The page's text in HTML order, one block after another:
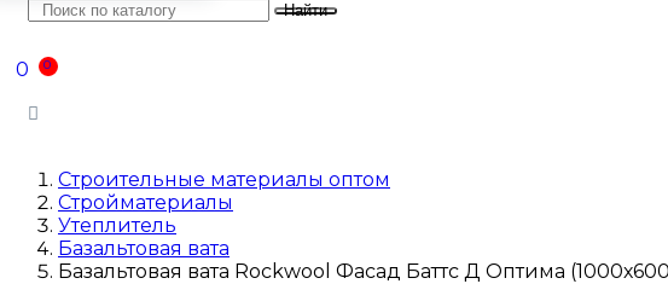
Найти
0
0
Строительные материалы оптом
Стройматериалы
Утеплитель
Базальтовая вата
Базальтовая вата Rockwool Фасад Баттс Д Оптима